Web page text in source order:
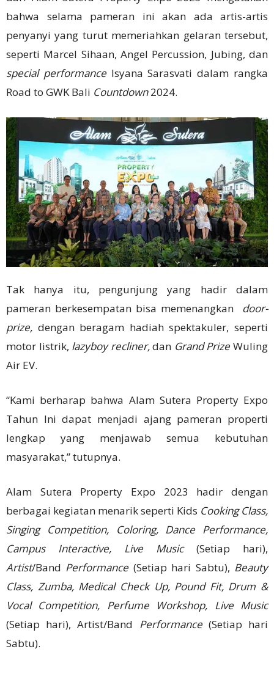
bahwa selama pameran ini akan ada artis-artis
penyanyi yang turut memeriahkan gelaran tersebut,
seperti Marcel Sihaan, Angel Percussion, Jubing, dan
special performanceIsyana Sarasvati dalam rangka
Road to GWK Bali Countdown2024.
Tak hanya itu, pengunjung yang hadir dalam
pameran berkesempatan bisa memenangkan door-
prize, dengan beragam hadiah spektakuler, seperti
motor listrik, lazyboy recliner,dan Grand Prize Wuling
Air EV.
“Kami berharap bahwa Alam Sutera Property Expo
Tahun Ini dapat menjadi ajang pameran properti
lengkap yang menjawab semua kebutuhan
masyarakat,” tutupnya.
Alam Sutera Property Expo 2023 hadir dengan
berbagai kegiatan menarik seperti Kids Cooking Class,
Singing Competition, Coloring, Dance Performance,
Campus Interactive, Live Music(Setiap hari),
Artist/Band Performance (Setiap hari Sabtu), Beauty
Class, Zumba, Medical Check Up, Pound Fit, Drum &
Vocal Competition, Perfume Workshop, Live Music
(Setiap hari), Artist/Band Performance(Setiap hari
Sabtu).